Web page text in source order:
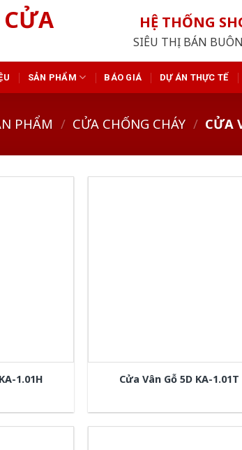
HỆ THỐNG
SIÊU THỊ BÁN
SẢN PHẨM BÁO GIÁ DỰ ÁN THỰC TẾ
PHẨM / CỬA CHỐNG CHÁY / CỬA
1.01H Cửa Vân Gỗ 5D KA-1.01T